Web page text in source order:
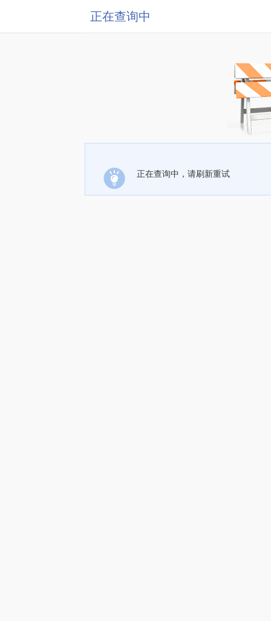
正在查询中
正在查询中，请刷新重试